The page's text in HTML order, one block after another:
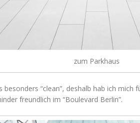
zum Parkhaus
besonders “clean”, deshalb hab ich mich
freundlich im “Boulevard Berlin”.